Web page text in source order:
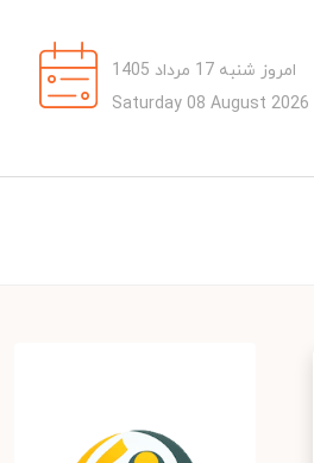
امروز شنبه 17 مرداد 1405
Saturday 08 August 2026